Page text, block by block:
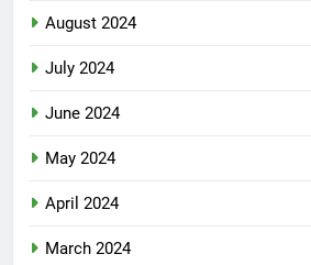
August 2024
July 2024
June 2024
May 2024
April 2024
March 2024